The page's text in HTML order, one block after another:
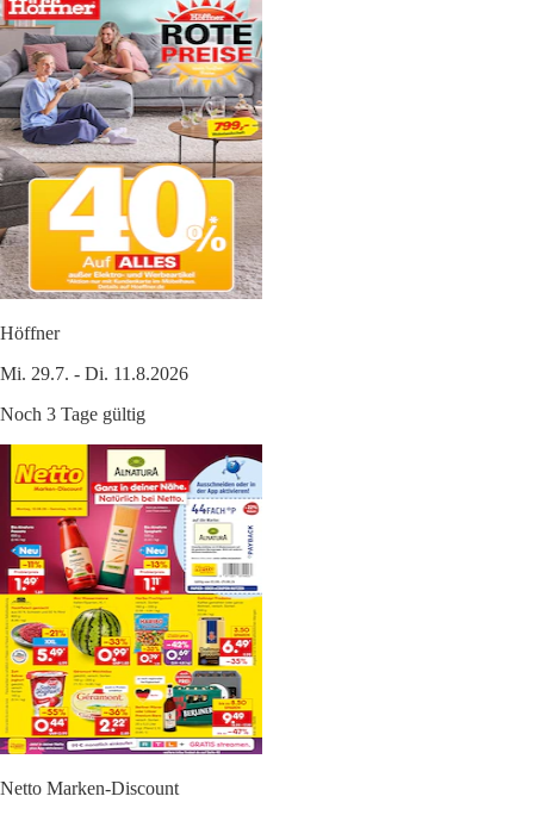
Höffner
Mi. 29.7. - Di. 11.8.2026
Noch 3 Tage gültig
Netto Marken-Discount